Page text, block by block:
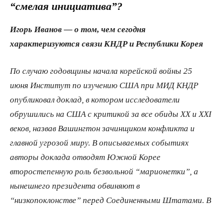
“смелая инициатива”?
Игорь Иванов — о том, чем сегодня
характеризуются связи КНДР и Республики Корея
По случаю годовщины начала корейской войны 25
июня Институт по изучению США при МИД КНДР
опубликовал доклад, в котором исследователи
обрушились на США с критикой за все обиды ХХ и ХХI
веков, назвав Вашингтон зачинщиком конфликта и
главной угрозой миру. В описываемых событиях
авторы доклада отводят Южной Корее
второстепенную роль безвольной “марионетки”, а
нынешнего президента обвиняют в
“низкопоклонстве” перед Соединенными Штатами. В